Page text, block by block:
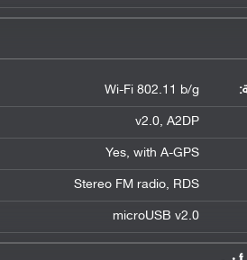
Wi-Fi 802.11 b/g
v2.0, A2DP
Yes, with A-GPS
Stereo FM radio, RDS
microUSB v2.0